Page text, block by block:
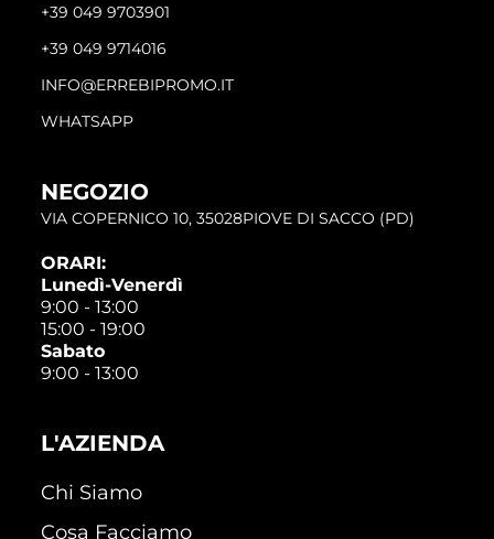
+39 049 9703901
+39 049 9714016
INFO@ERREBIPROMO.IT
WHATSAPP
NEGOZIO
VIA COPERNICO 10, 35028PIOVE DI SACCO (PD)
ORARI:
Lunedì-Venerdì
9:00 - 13:00
15:00 - 19:00
Sabato
9:00 - 13:00
L'AZIENDA
Chi Siamo
Cosa Facciamo